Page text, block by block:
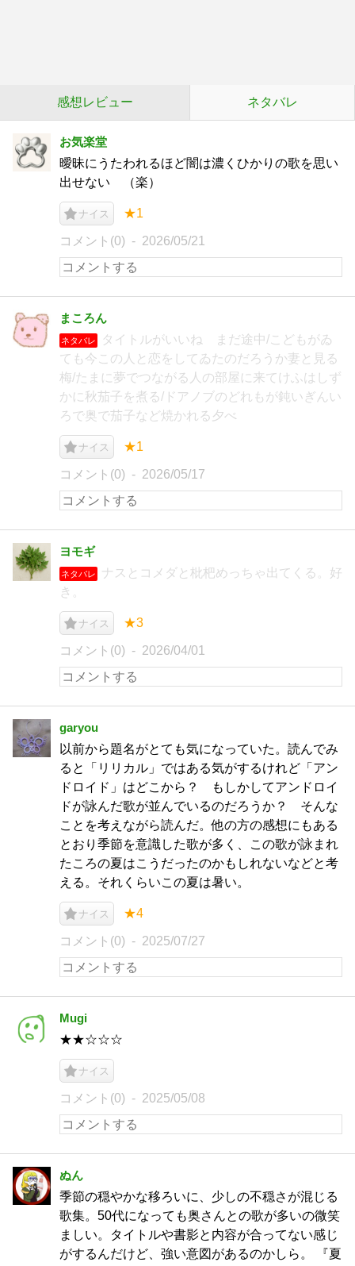
感想レビュー ネタバレ
お気楽堂
曖昧にうたわれるほど闇は濃くひかりの歌を思い
出せない （楽）
ナイス ★1
コメント(0) 2026/05/21
まころん
ネタバレ
タイトルがいいね まだ途中/こどもがゐ
ても今この人と恋をしてゐたのだろうか妻と見る
梅/たまに夢でつながる人の部屋に来てけふはしず
かに秋茄子を煮る/ドアノブのどれもが鈍いぎんい
ろで奥で茄子など焼かれる夕べ
ナイス ★1
コメント(0) 2026/05/17
ヨモギ
ネタバレ
ナスとコメダと枇杷めっちゃ出てくる。好
き。
ナイス ★3
コメント(0) 2026/04/01
garyou
以前から題名がとても気になっていた。読んでみ
ると「リリカル」ではある気がするけれど「アン
ドロイド」はどこから？ もしかしてアンドロイ
ドが詠んだ歌が並んでいるのだろうか？ そんな
ことを考えながら読んだ。他の方の感想にもある
とおり季節を意識した歌が多く、この歌が詠まれ
たころの夏はこうだったのかもしれないなどと考
える。それくらいこの夏は暑い。
ナイス ★4
コメント(0) 2025/07/27
Mugi
★★☆☆☆
ナイス
コメント(0) 2025/05/08
ぬん
季節の穏やかな移ろいに、少しの不穏さが混じる
歌集。50代になっても奥さんとの歌が多いの微笑
ましい。タイトルや書影と内容が合ってない感じ
がするんだけど、強い意図があるのかしら。 『夏